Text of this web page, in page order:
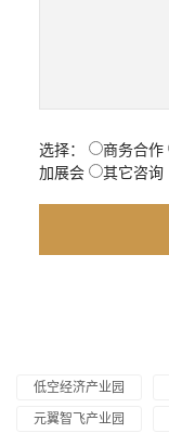
选择： 商务合作
加展会
其它咨询
低空经济产业园
元翼智飞产业园